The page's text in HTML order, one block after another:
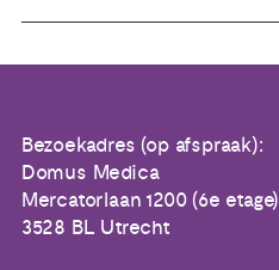
Bezoekadres (op afspraak):
Domus Medica
Mercatorlaan 1200 (6e etage)
3528 BL Utrecht